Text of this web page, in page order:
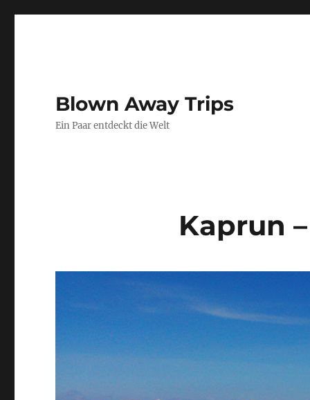
Blown Away Trips
Ein Paar entdeckt die Welt
Kaprun